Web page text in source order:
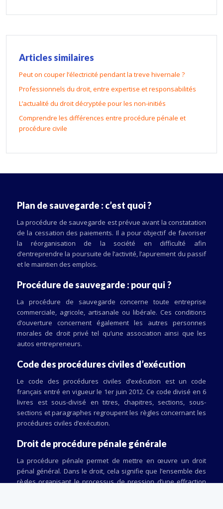
Articles similaires
Peut on couper l’électricité pendant la treve hivernale ?
Professionnels du droit, entre expertise et responsabilités
L’actualité du droit décryptée pour les non-initiés
Comprendre les différences entre procédure pénale et
procédure civile
Plan de sauvegarde : c’est quoi ?
La procédure de sauvegarde est prévue avant la constatation
de la cessation des paiements. Il a pour objectif de favoriser
la réorganisation de la société en difficulté afin
d’entreprendre la poursuite de l’activité, l’apurement du passif
et le maintien des emplois.
Procédure de sauvegarde : pour qui ?
La procédure de sauvegarde concerne toute entreprise
commerciale, agricole, artisanale ou libérale. Ces conditions
d’ouverture concernent également les autres personnes
morales de droit privé tel qu’une association ainsi que les
autos entrepreneurs.
Code des procédures civiles d’exécution
Le code des procédures civiles d’exécution est un code
français entré en vigueur le 1er juin 2012. Ce code divisé en 6
livres est sous-divisé en titres, chapitres, sections, sous-
sections et paragraphes regroupent les règles concernant les
procédures civiles d’exécution.
Droit de procédure pénale générale
La procédure pénale permet de mettre en œuvre un droit
pénal général. Dans le droit, cela signifie que l’ensemble des
règles organisant le processus de pression d’une effraction